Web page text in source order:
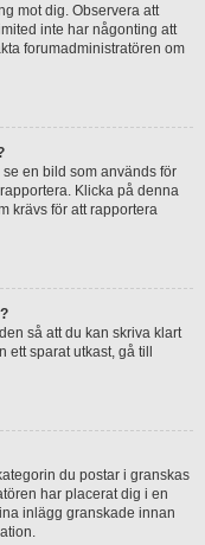
mot dig. Observera att
inte har någonting att
forumadministratören om
en bild som används för
Klicka på denna
krävs för att rapportera
så att du kan skriva klart
sparat utkast, gå till
du postar i granskas
har placerat dig i en
inlägg granskade innan